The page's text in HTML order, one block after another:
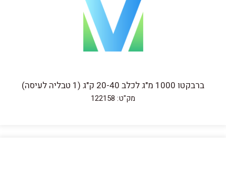
ברבקטו 1000 מ"ג לכלב 20-40 ק"ג (1 טבליה לעיסה)
מק"ט: 122158